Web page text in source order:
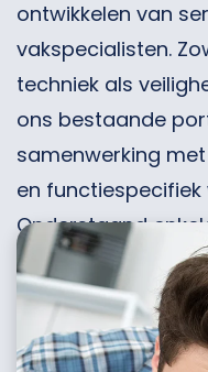
ontwikkelen van
vakspecialisten.
techniek als
ons bestaande
samenwerking
en
Onderstaand